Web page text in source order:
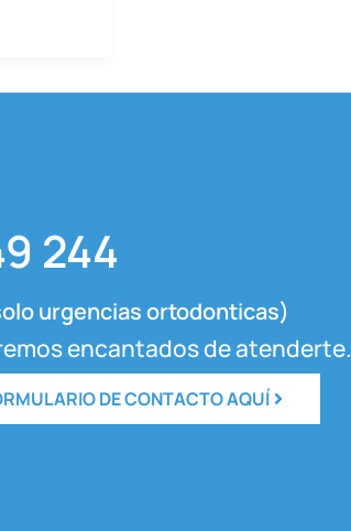
244
urgencias ortodonticas)
encantados de atenderte.
DE CONTACTO AQUÍ